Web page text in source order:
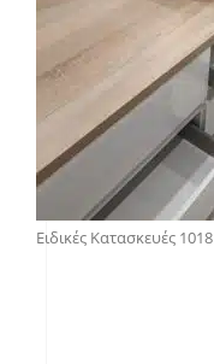
Ειδικές Κατασκευές 1018